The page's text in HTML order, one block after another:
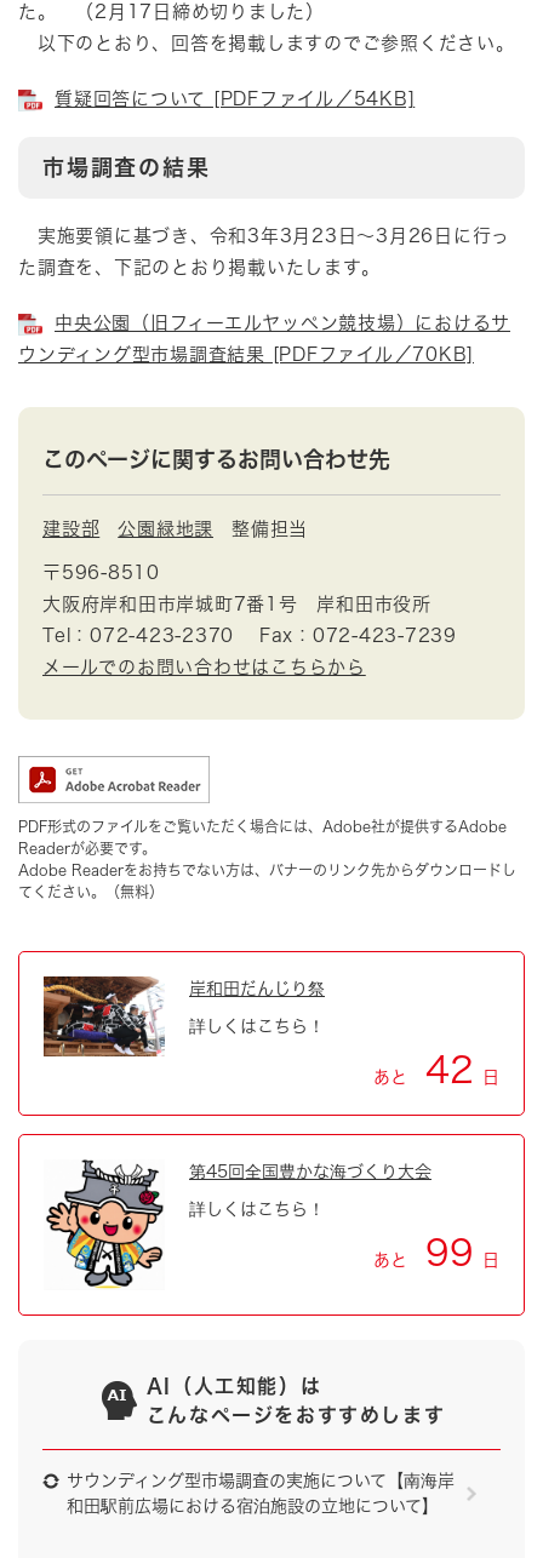
た。 （2月17日締め切りました）
以下のとおり、回答を掲載しますのでご参照ください。
質疑回答について [PDFファイル／54KB]
市場調査の結果
実施要領に基づき、令和3年3月23日～3月26日に行っ
た調査を、下記のとおり掲載いたします。
中央公園（旧フィーエルヤッペン競技場）におけるサ
ウンディング型市場調査結果 [PDFファイル／70KB]
このページに関するお問い合わせ先
建設部 公園緑地課 整備担当
〒596-8510
大阪府岸和田市岸城町7番1号 岸和田市役所
Tel：072-423-2370
Fax：072-423-7239
メールでのお問い合わせはこちらから
PDF形式のファイルをご覧いただく場合には、Adobe社が提供するAdobe
Readerが必要です。
Adobe Readerをお持ちでない方は、バナーのリンク先からダウンロードし
てください。（無料）
岸和田だんじり祭
詳しくはこちら！
あと 42 日
第45回全国豊かな海づくり大会
詳しくはこちら！
あと 99 日
AI（人工知能）は
こんなページをおすすめします
サウンディング型市場調査の実施について【南海岸
和田駅前広場における宿泊施設の立地について】